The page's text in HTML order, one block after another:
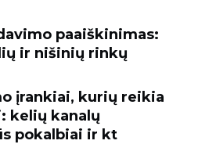
paaiškinimas:
ir nišinių rinkų
įrankiai, kurių reikia
kelių kanalų
pokalbiai ir kt